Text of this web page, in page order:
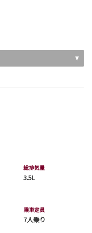
総排気量
3.5L
乗車定員
7人乗り